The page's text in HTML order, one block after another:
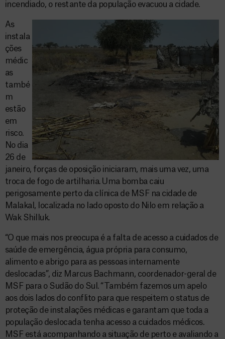
incendiado, o restante da população evacuou a cidade.
As
instala
ções
médic
as
també
m
estão
em
risco.
No dia
26 de
janeiro, forças de oposição iniciaram, mais uma vez, uma
troca de fogo de artilharia. Uma bomba caiu
perigosamente perto da clínica de MSF na cidade de
Malakal, localizada no lado oposto do Nilo em relação a
Wak Shilluk.
“O que mais nos preocupa é a falta de acesso a cuidados de
saúde de emergência, água própria para consumo,
alimento e abrigo para as pessoas internamente
deslocadas”, diz Marcus Bachmann, coordenador-geral de
MSF para o Sudão do Sul. “Também fazemos um apelo
aos dois lados do conflito para que respeitem o status de
proteção de instalações médicas e garantam que toda a
população deslocada tenha acesso a cuidados médicos.
MSF está acompanhando a situação de perto e avaliando a